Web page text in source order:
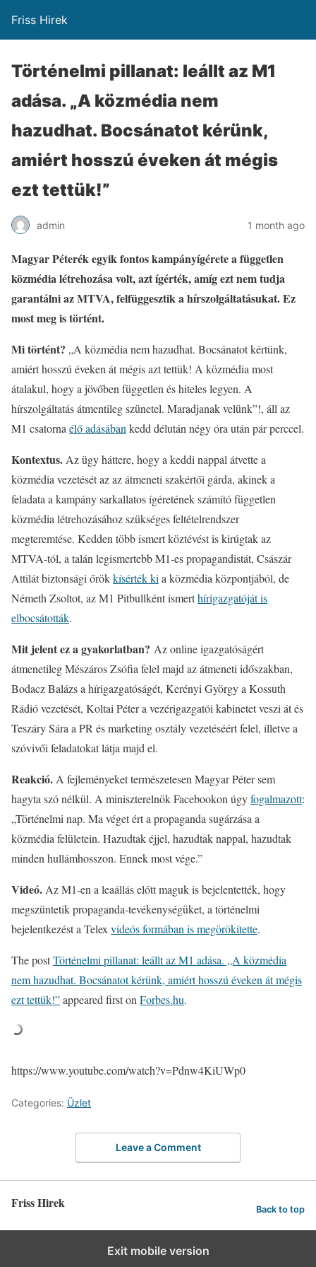
Friss Hirek
Történelmi pillanat: leállt az M1
adása. „A közmédia nem
hazudhat. Bocsánatot kérünk,
amiért hosszú éveken át mégis
ezt tettük!”
admin 1 month ago
Magyar Péterék egyik fontos kampányígérete a független
közmédia létrehozása volt, azt ígérték, amíg ezt nem tudja
garantálni az MTVA, felfüggesztik a hírszolgáltatásukat. Ez
most meg is történt.
Mi történt? „A közmédia nem hazudhat. Bocsánatot kértünk,
amiért hosszú éveken át mégis azt tettük! A közmédia most
átalakul, hogy a jövőben független és hiteles legyen. A
hírszolgáltatás átmentileg szünetel. Maradjanak velünk”!, áll az
M1 csatorna élő adásában kedd délután négy óra után pár perccel.
Kontextus. Az ügy háttere, hogy a keddi nappal átvette a
közmédia vezetését az az átmeneti szakértői gárda, akinek a
feladata a kampány sarkallatos ígéretének számító független
közmédia létrehozásához szükséges feltételrendszer
megteremtése. Kedden több ismert köztévést is kirúgtak az
MTVA-tól, a talán legismertebb M1-es propagandistát, Császár
Attilát biztonsági őrökkísérték ki a közmédia központjából, de
Németh Zsoltot, az M1 Pitbullként ismerthírigazgatóját is
elbocsátották.
Mit jelent ez a gyakorlatban? Az online igazgatóságért
átmenetileg Mészáros Zsófia felel majd az átmeneti időszakban,
Bodacz Balázs a hírigazgatóságét, Kerényi György a Kossuth
Rádió vezetését, Koltai Péter a vezérigazgatói kabinetet veszi át és
Teszáry Sára a PR és marketing osztály vezetéséért felel, illetve a
szóvivői feladatokat látja majd el.
Reakció. A fejleményeket természetesen Magyar Péter sem
hagyta szó nélkül. A miniszterelnök Facebookon úgyfogalmazott:
„Történelmi nap. Ma véget ért a propaganda sugárzása a
közmédia felületein. Hazudtak éjjel, hazudtak nappal, hazudtak
minden hullámhosszon. Ennek most vége.”
Videó. Az M1-en a leaállás előtt maguk is bejelentették, hogy
megszüntetik propaganda-tevékenységüket, a történelmi
bejelentkezést a Telex videós formában is megörökítette.
The postTörténelmi pillanat: leállt az M1 adása. „A közmédia
nem hazudhat. Bocsánatot kérünk, amiért hosszú éveken át mégis
ezt tettük!”appeared first on Forbes.hu.
https://www.youtube.com/watch?v=Pdnw4KiUWp0
Categories: Üzlet
Leave a Comment
Friss Hirek Back to top
Exit mobile version